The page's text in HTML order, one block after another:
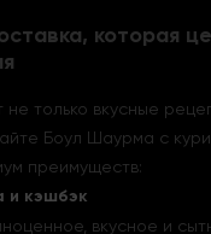
которая
только вкусные
Боул Шаурма с
преимуществ:
и кэшбэк
вкусное и